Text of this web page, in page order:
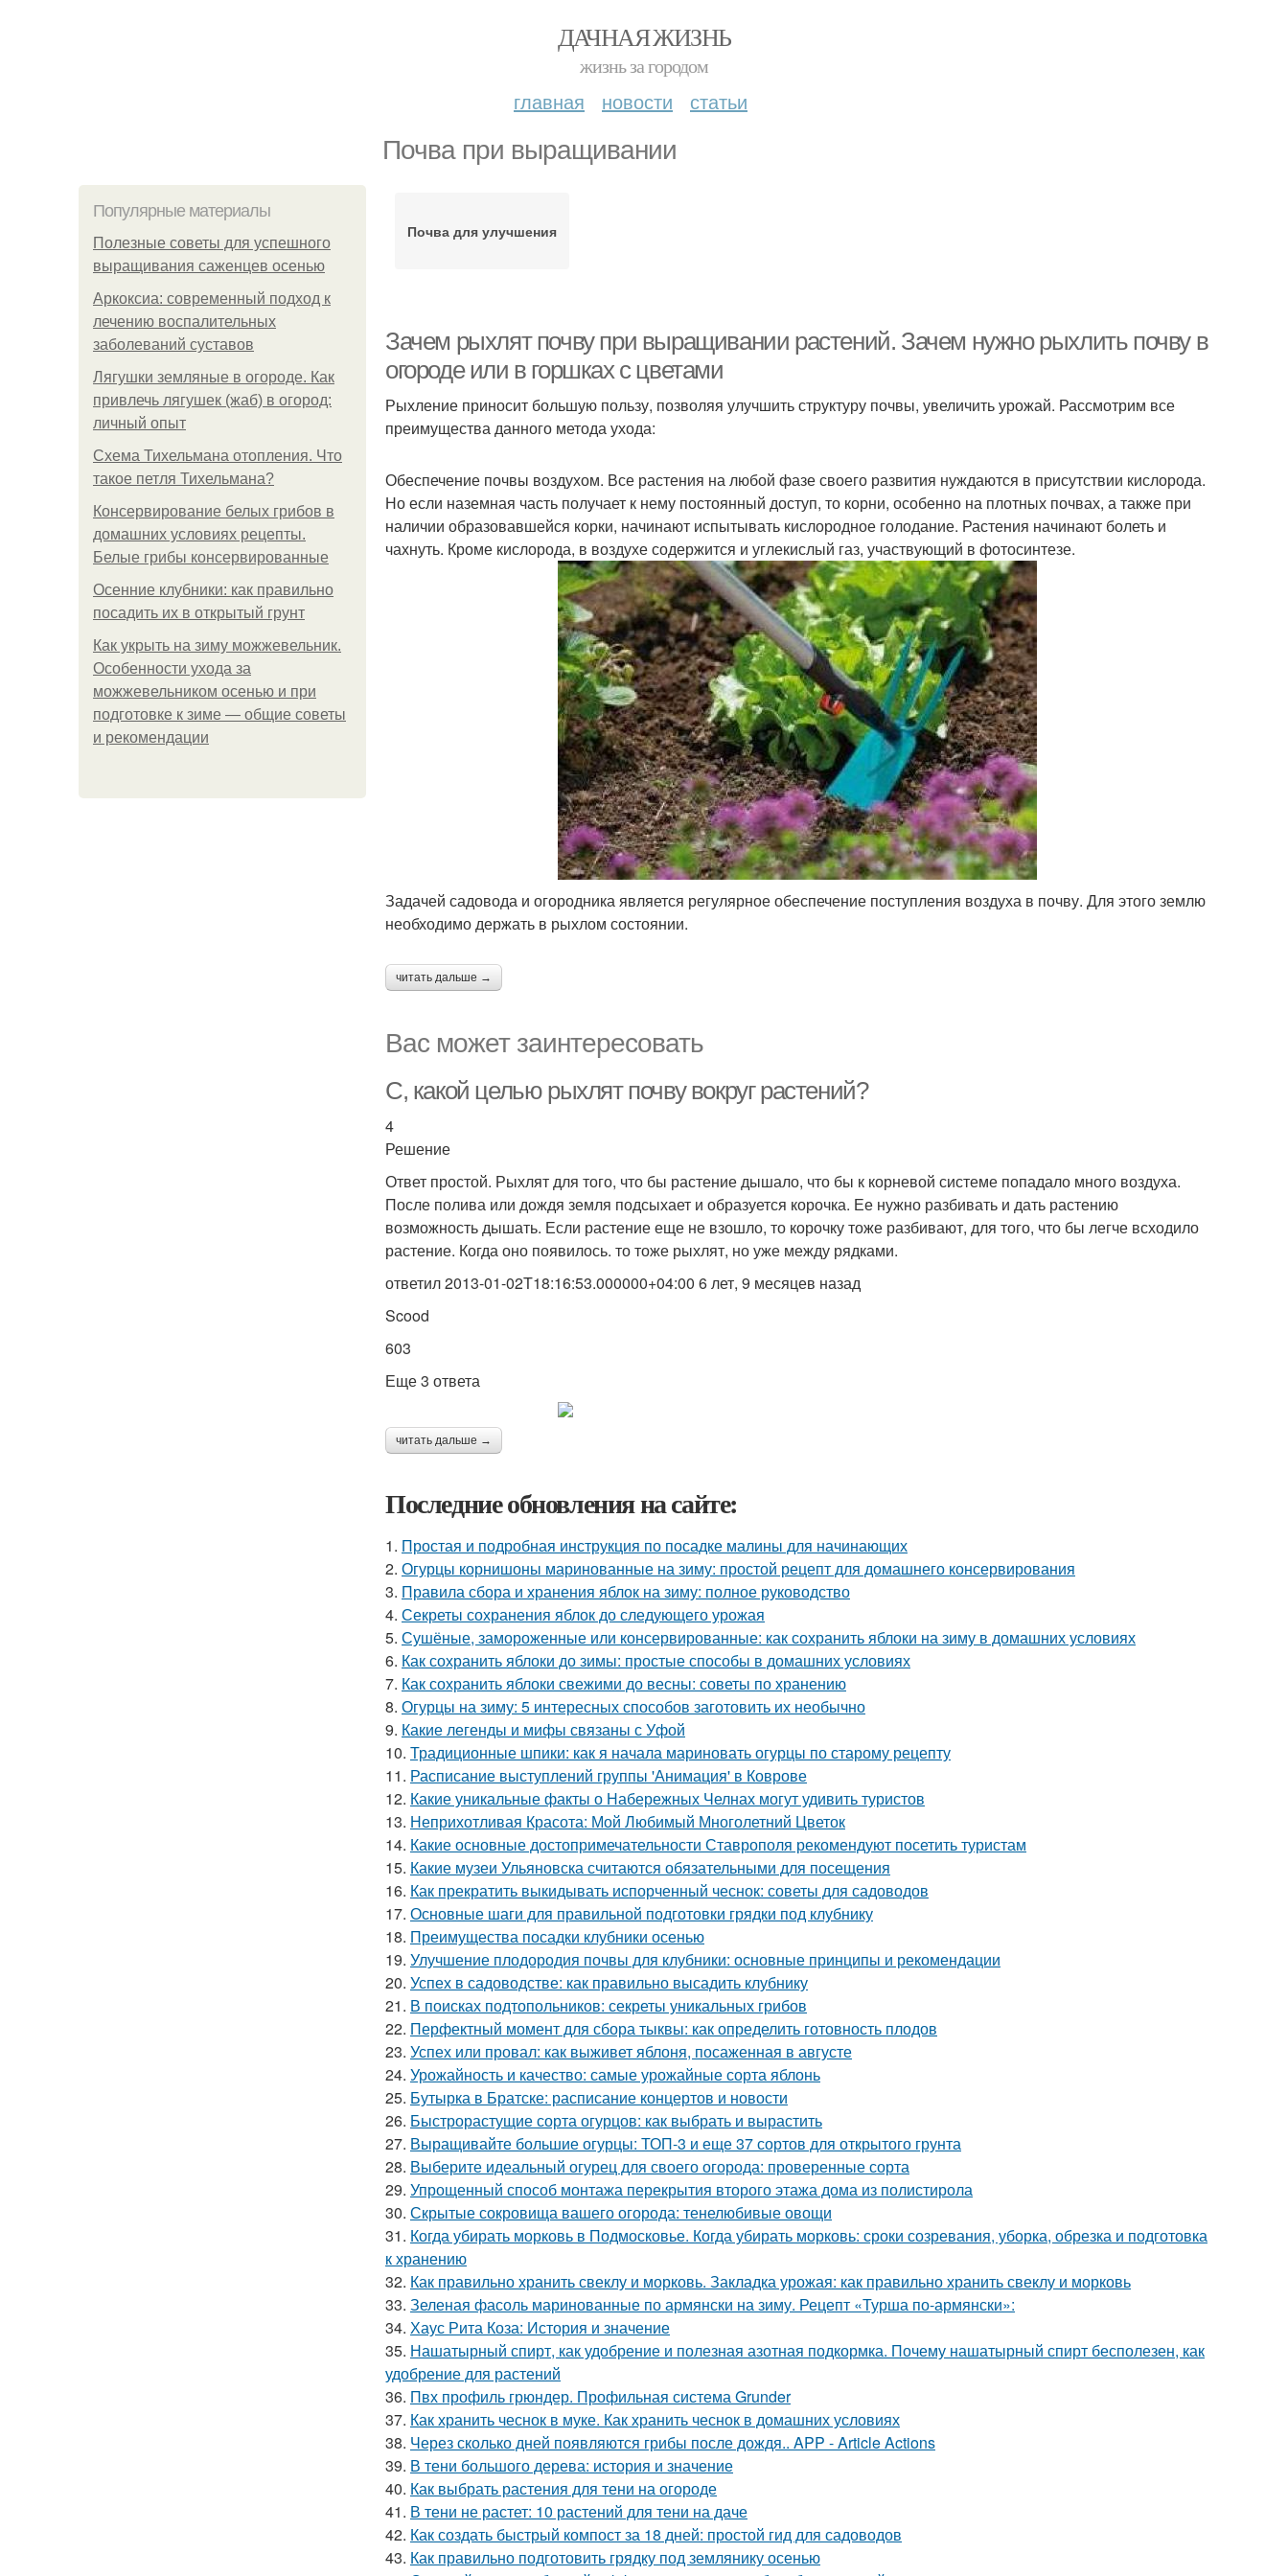
ДАЧНАЯ ЖИЗНЬ
жизнь за городом
главная новости статьи
Почва при выращивании
Популярные материалы
Полезные советы для успешного
выращивания саженцев осенью
Аркоксиа: современный подход к
лечению воспалительных
заболеваний суставов
Лягушки земляные в огороде. Как
привлечь лягушек (жаб) в огород:
личный опыт
Схема Тихельмана отопления. Что
такое петля Тихельмана?
Консервирование белых грибов в
домашних условиях рецепты.
Белые грибы консервированные
Осенние клубники: как правильно
посадить их в открытый грунт
Как укрыть на зиму можжевельник.
Особенности ухода за
можжевельником осенью и при
подготовке к зиме — общие советы
и рекомендации
Почва для улучшения
Зачем рыхлят почву при выращивании растений. Зачем нужно рыхлить почву в
огороде или в горшках с цветами
Рыхление приносит большую пользу, позволяя улучшить структуру почвы, увеличить урожай. Рассмотрим все
преимущества данного метода ухода:
Обеспечение почвы воздухом. Все растения на любой фазе своего развития нуждаются в присутствии кислорода.
Но если наземная часть получает к нему постоянный доступ, то корни, особенно на плотных почвах, а также при
наличии образовавшейся корки, начинают испытывать кислородное голодание. Растения начинают болеть и
чахнуть. Кроме кислорода, в воздухе содержится и углекислый газ, участвующий в фотосинтезе.
Задачей садовода и огородника является регулярное обеспечение поступления воздуха в почву. Для этого землю
необходимо держать в рыхлом состоянии.
читать дальше →
Вас может заинтересовать
С, какой целью рыхлят почву вокруг растений?
4
Решение
Ответ простой. Рыхлят для того, что бы растение дышало, что бы к корневой системе попадало много воздуха.
После полива или дождя земля подсыхает и образуется корочка. Ее нужно разбивать и дать растению
возможность дышать. Если растение еще не взошло, то корочку тоже разбивают, для того, что бы легче всходило
растение. Когда оно появилось. то тоже рыхлят, но уже между рядками.
ответил 2013-01-02T18:16:53.000000+04:00 6 лет, 9 месяцев назад
Scood
603
Еще 3 ответа
читать дальше →
Последние обновления на сайте:
1. Простая и подробная инструкция по посадке малины для начинающих
2. Огурцы корнишоны маринованные на зиму: простой рецепт для домашнего консервирования
3. Правила сбора и хранения яблок на зиму: полное руководство
4. Секреты сохранения яблок до следующего урожая
5. Сушёные, замороженные или консервированные: как сохранить яблоки на зиму в домашних условиях
6. Как сохранить яблоки до зимы: простые способы в домашних условиях
7. Как сохранить яблоки свежими до весны: советы по хранению
8. Огурцы на зиму: 5 интересных способов заготовить их необычно
9. Какие легенды и мифы связаны с Уфой
10. Традиционные шпики: как я начала мариновать огурцы по старому рецепту
11. Расписание выступлений группы 'Анимация' в Коврове
12. Какие уникальные факты о Набережных Челнах могут удивить туристов
13. Неприхотливая Красота: Мой Любимый Многолетний Цветок
14. Какие основные достопримечательности Ставрополя рекомендуют посетить туристам
15. Какие музеи Ульяновска считаются обязательными для посещения
16. Как прекратить выкидывать испорченный чеснок: советы для садоводов
17. Основные шаги для правильной подготовки грядки под клубнику
18. Преимущества посадки клубники осенью
19. Улучшение плодородия почвы для клубники: основные принципы и рекомендации
20. Успех в садоводстве: как правильно высадить клубнику
21. В поисках подтопольников: секреты уникальных грибов
22. Перфектный момент для сбора тыквы: как определить готовность плодов
23. Успех или провал: как выживет яблоня, посаженная в августе
24. Урожайность и качество: самые урожайные сорта яблонь
25. Бутырка в Братске: расписание концертов и новости
26. Быстрорастущие сорта огурцов: как выбрать и вырастить
27. Выращивайте большие огурцы: ТОП-3 и еще 37 сортов для открытого грунта
28. Выберите идеальный огурец для своего огорода: проверенные сорта
29. Упрощенный способ монтажа перекрытия второго этажа дома из полистирола
30. Скрытые сокровища вашего огорода: тенелюбивые овощи
31. Когда убирать морковь в Подмосковье. Когда убирать морковь: сроки созревания, уборка, обрезка и подготовка
к хранению
32. Как правильно хранить свеклу и морковь. Закладка урожая: как правильно хранить свеклу и морковь
33. Зеленая фасоль маринованные по армянски на зиму. Рецепт «Турша по-армянски»:
34. Хаус Рита Коза: История и значение
35. Нашатырный спирт, как удобрение и полезная азотная подкормка. Почему нашатырный спирт бесполезен, как
удобрение для растений
36. Пвх профиль грюндер. Профильная система Grunder
37. Как хранить чеснок в муке. Как хранить чеснок в домашних условиях
38. Через сколько дней появляются грибы после дождя.. APP - Article Actions
39. В тени большого дерева: история и значение
40. Как выбрать растения для тени на огороде
41. В тени не растет: 10 растений для тени на даче
42. Как создать быстрый компост за 18 дней: простой гид для садоводов
43. Как правильно подготовить грядку под землянику осенью